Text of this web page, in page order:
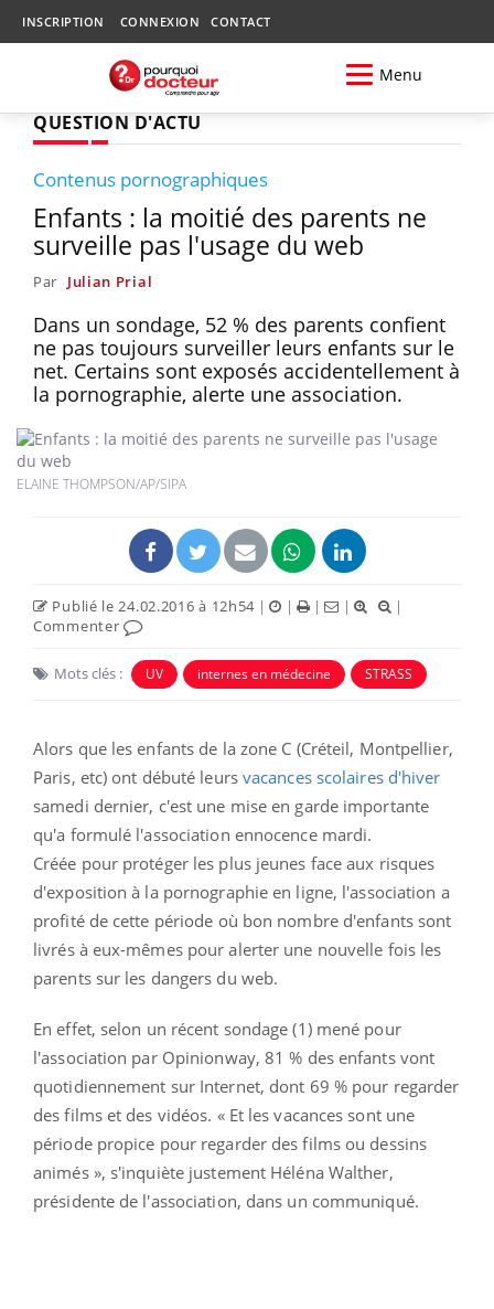
INSCRIPTION CONNEXION CONTACT
Menu
QUESTION D'ACTU
Contenus pornographiques
Enfants : la moitié des parents ne
surveille pas l'usage du web
Par Julian Prial
Dans un sondage, 52 % des parents confient
ne pas toujours surveiller leurs enfants sur le
net. Certains sont exposés accidentellement à
la pornographie, alerte une association.
ELAINE THOMPSON/AP/SIPA
Publié le 24.02.2016 à 12h54 | | | |
|
Commenter
Mots clés : UV internes en médecine STRASS
Alors que les enfants de la zone C (Créteil, Montpellier,
Paris, etc) ont débuté leurs vacances scolaires d'hiver
samedi dernier, c'est une mise en garde importante
qu'a formulé l'association ennocence mardi.
Créée pour protéger les plus jeunes face aux risques
d'exposition à la pornographie en ligne, l'association a
profité de cette période où bon nombre d'enfants sont
livrés à eux-mêmes pour alerter une nouvelle fois les
parents sur les dangers du web.
En effet, selon un récent sondage (1) mené pour
l'association par Opinionway, 81 % des enfants vont
quotidiennement sur Internet, dont 69 % pour regarder
des films et des vidéos. « Et les vacances sont une
période propice pour regarder des films ou dessins
animés », s'inquiète justement Héléna Walther,
présidente de l'association, dans un communiqué.